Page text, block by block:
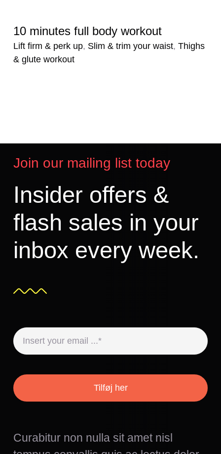
10 minutes full body workout
Lift firm & perk up, Slim & trim your waist,Thighs
& glute workout
Join our mailing list today
Insider offers &
flash sales in your
inbox every week.
Tilføj her
Curabitur non nulla sit amet nisl